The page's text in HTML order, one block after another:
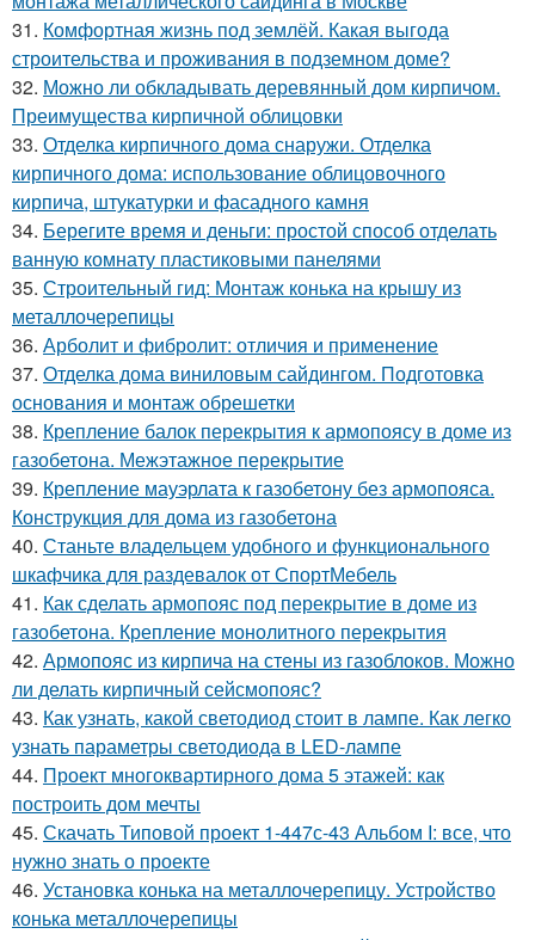
31. Комфортная жизнь под землёй. Какая выгода
строительства и проживания в подземном доме?
32. Можно ли обкладывать деревянный дом кирпичом.
Преимущества кирпичной облицовки
33. Отделка кирпичного дома снаружи. Отделка
кирпичного дома: использование облицовочного
кирпича, штукатурки и фасадного камня
34. Берегите время и деньги: простой способ отделать
ванную комнату пластиковыми панелями
35. Строительный гид: Монтаж конька на крышу из
металлочерепицы
36. Арболит и фибролит: отличия и применение
37. Отделка дома виниловым сайдингом. Подготовка
основания и монтаж обрешетки
38. Крепление балок перекрытия к армопоясу в доме из
газобетона. Межэтажное перекрытие
39. Крепление мауэрлата к газобетону без армопояса.
Конструкция для дома из газобетона
40. Станьте владельцем удобного и функционального
шкафчика для раздевалок от СпортМебель
41. Как сделать армопояс под перекрытие в доме из
газобетона. Крепление монолитного перекрытия
42. Армопояс из кирпича на стены из газоблоков. Можно
ли делать кирпичный сейсмопояс?
43. Как узнать, какой светодиод стоит в лампе. Как легко
узнать параметры светодиода в LED-лампе
44. Проект многоквартирного дома 5 этажей: как
построить дом мечты
45. Скачать Типовой проект 1-447с-43 Альбом I: все, что
нужно знать о проекте
46. Установка конька на металлочерепицу. Устройство
конька металлочерепицы